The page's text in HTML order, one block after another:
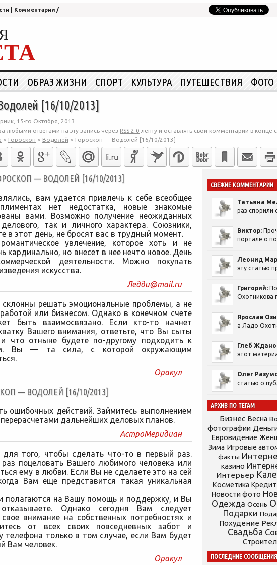
Комментарии /
ОБРАЗ ЖИЗНИ СПОРТ КУЛЬТУРА ПУТЕШЕСТВИЯ ФОТО
[16/10/2013]
15-го Октября, 2013.
любыми ответами на эту запись через RSS 2.0 ленту и оставлять свои комментарии в конце
> Гороскоп > Водолей > Гороскоп — Водолей [16/10/2013]
— ВОДОЛЕЙ [16/10/2013]
вам удается привлечь к себе всеобщее
нет недостатка, новые знакомые
вами. Возможно получение неожиданных
так и личного характера. Союзники,
в этот день, не бросят вас в трудный момент.
увлечение, которое хоть и не
кардинально, но внесет в нее нечто новое. День
деятельности. Можно покупать
искусства.
Ледди@mail.ru
решать эмоциональные проблемы, а не
или бизнесом. Однако в конечном счете
быть взаимосвязано. Если кто-то начнет
Вашего внимания, ответьте, что Вы сыты
что отныне будете по-другому подходить к
Вы — та сила, с которой окружающим
Оракул
— ВОДОЛЕЙ [16/10/2013]
ошибочных действий. Займитесь выполнением
дальнейших деловых планов.
АстроМеридиан
того, чтобы сделать что-то в первый раз.
поцеловать Вашего любимого человека или
ему в любви. Если Вы не сделаете это на сей
Вам еще представится такая уникальная
полагаются на Вашу помощь и поддержку, и Вы
Однако сегодня Вам следует
свое внимание на собственных потребностях и
от всех своих повседневных забот и
телефона только в том случае, если Вам будет
Вам человек.
Оракул
СВЕЖИЕ КОММЕНТАРИИ
Татьяна
раз спорили
Виктор:
портале о
Леонид
эту статью
Григорий:
Охотникова
Ярослав
а Ладо
Глеб
этот
Олег
статью о
АРХИВ ПО ТЕГАМ
Бизнес Весна
фотографии
Евровидение
Зима Игровые
факты
казино
Интерьер
Косметика Кредит
Новости фото
Одежда Осень
Подарки
Похудение
Свадьба
ПОСЛЕДНИЕ СООБЩЕНИЯ